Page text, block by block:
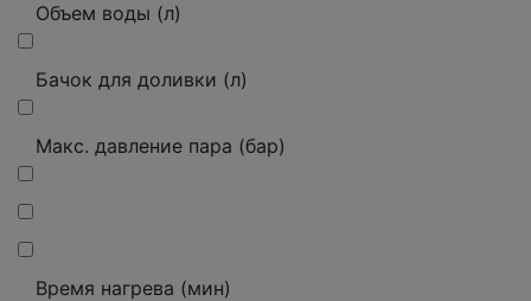
Объем воды (л)
Бачок для доливки (л)
Макс. давление пара (бар)
Время нагрева (мин)